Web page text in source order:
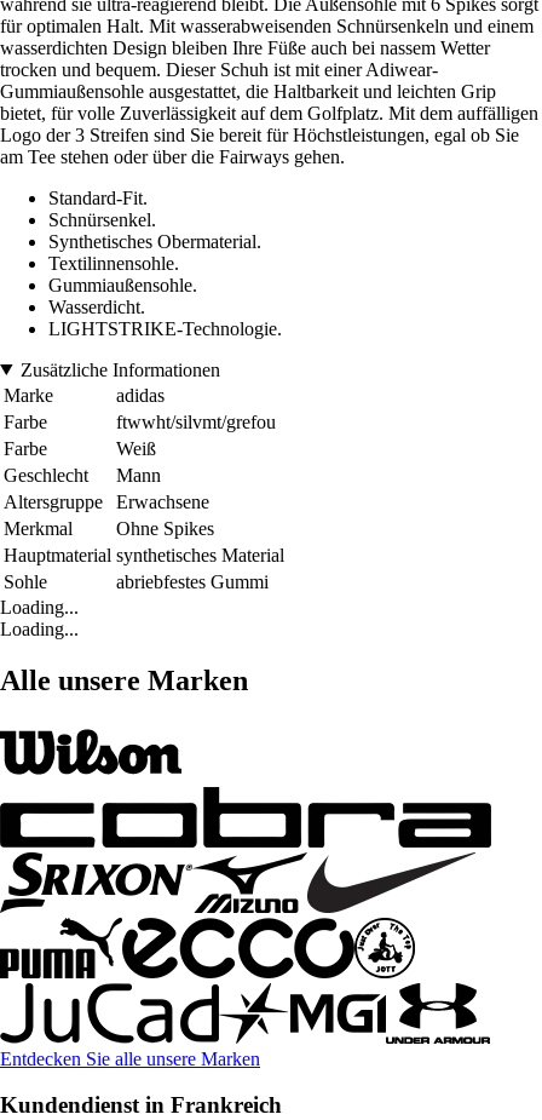
für optimalen Halt. Mit wasserabweisenden Schnürsenkeln und einem
wasserdichten Design bleiben Ihre Füße auch bei nassem Wetter
trocken und bequem. Dieser Schuh ist mit einer Adiwear-
Gummiaußensohle ausgestattet, die Haltbarkeit und leichten Grip
bietet, für volle Zuverlässigkeit auf dem Golfplatz. Mit dem auffälligen
Logo der 3 Streifen sind Sie bereit für Höchstleistungen, egal ob Sie
am Tee stehen oder über die Fairways gehen.
Standard-Fit.
Schnürsenkel.
Synthetisches Obermaterial.
Textilinnensohle.
Gummiaußensohle.
Wasserdicht.
LIGHTSTRIKE-Technologie.
Zusätzliche Informationen
Marke
adidas
Farbe
ftwwht/silvmt/grefou
Farbe
Weiß
Geschlecht
Mann
Altersgruppe
Erwachsene
Merkmal
Ohne Spikes
Hauptmaterial synthetisches Material
Sohle
abriebfestes Gummi
Loading...
Loading...
Alle unsere Marken
Entdecken Sie alle unsere Marken
Kundendienst in Frankreich